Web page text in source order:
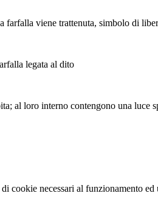
farfalla viene trattenuta, simbolo di
legata al dito
al loro interno contengono una luce
cookie necessari al funzionamento